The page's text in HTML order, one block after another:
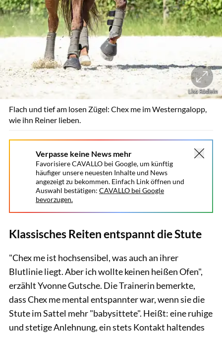
Lisa Rädlein
Flach und tief am losen Zügel: Chex me im Westerngalopp,
wie ihn Reiner lieben.
Verpasse keine News mehr
Favorisiere CAVALLO bei Google, um künftig
häufiger unsere neuesten Inhalte und News
angezeigt zu bekommen. Einfach Link öffnen und
Auswahl bestätigen: CAVALLO bei Google
bevorzugen.
Klassisches Reiten entspannt die Stute
"Chex me ist hochsensibel, was auch an ihrer
Blutlinie liegt. Aber ich wollte keinen heißen Ofen",
erzählt Yvonne Gutsche. Die Trainerin bemerkte,
dass Chex me mental entspannter war, wenn sie die
Stute im Sattel mehr "babysittete". Heißt: eine ruhige
und stetige Anlehnung, ein stets Kontakt haltendes